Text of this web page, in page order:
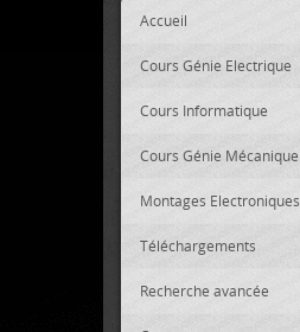
Accueil
Cours Génie Electrique
Cours Informatique
Cours Génie Mécanique
Montages Electroniques
Téléchargements
Recherche avancée